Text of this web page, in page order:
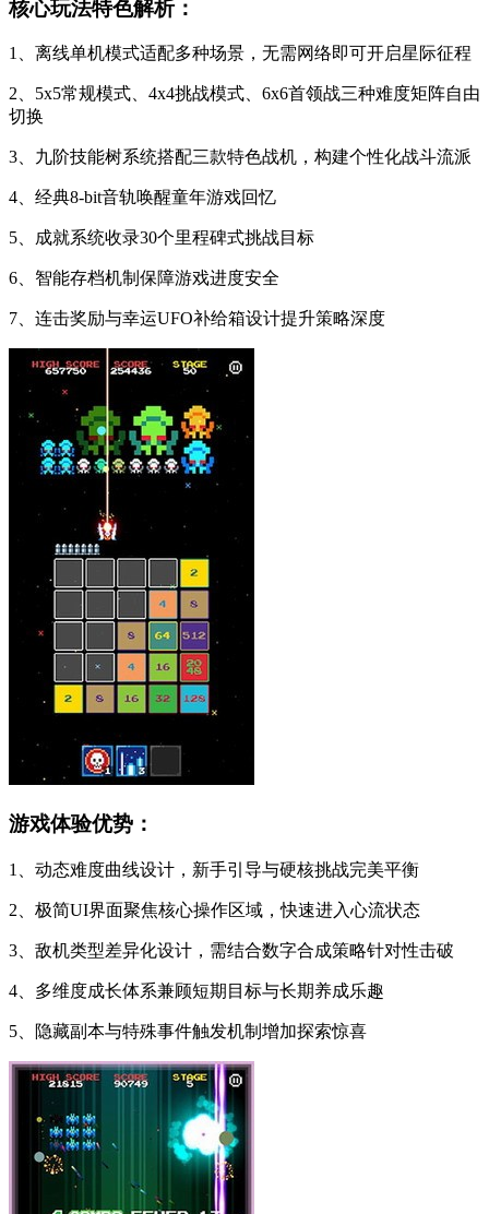
核心玩法特色解析：
1、离线单机模式适配多种场景，无需网络即可开启星际征程
2、5x5常规模式、4x4挑战模式、6x6首领战三种难度矩阵自由
切换
3、九阶技能树系统搭配三款特色战机，构建个性化战斗流派
4、经典8-bit音轨唤醒童年游戏回忆
5、成就系统收录30个里程碑式挑战目标
6、智能存档机制保障游戏进度安全
7、连击奖励与幸运UFO补给箱设计提升策略深度
游戏体验优势：
1、动态难度曲线设计，新手引导与硬核挑战完美平衡
2、极简UI界面聚焦核心操作区域，快速进入心流状态
3、敌机类型差异化设计，需结合数字合成策略针对性击破
4、多维度成长体系兼顾短期目标与长期养成乐趣
5、隐藏副本与特殊事件触发机制增加探索惊喜